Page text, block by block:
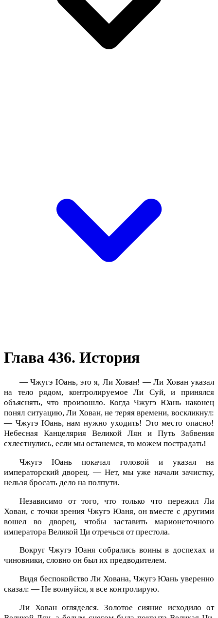
Глава 436. История
— Чжугэ Юань, это я, Ли Хован! — Ли Хован указал
на тело рядом, контролируемое Ли Суй, и принялся
объяснять, что произошло. Когда Чжугэ Юань наконец
понял ситуацию, Ли Хован, не теряя времени, воскликнул:
— Чжугэ Юань, нам нужно уходить! Это место опасно!
Небесная Канцелярия Великой Лян и Путь Забвения
схлестнулись, если мы останемся, то можем пострадать!
Чжугэ Юань покачал головой и указал на
императорский дворец. — Нет, мы уже начали зачистку,
нельзя бросать дело на полпути.
Независимо от того, что только что пережил Ли
Хован, с точки зрения Чжугэ Юаня, он вместе с другими
вошел во дворец, чтобы заставить марионеточного
императора Великой Ци отречься от престола.
Вокруг Чжугэ Юаня собрались воины в доспехах и
чиновники, словно он был их предводителем.
Видя беспокойство Ли Хована, Чжугэ Юань уверенно
сказал: — Не волнуйся, я все контролирую.
Ли Хован огляделся. Золотое сияние исходило от